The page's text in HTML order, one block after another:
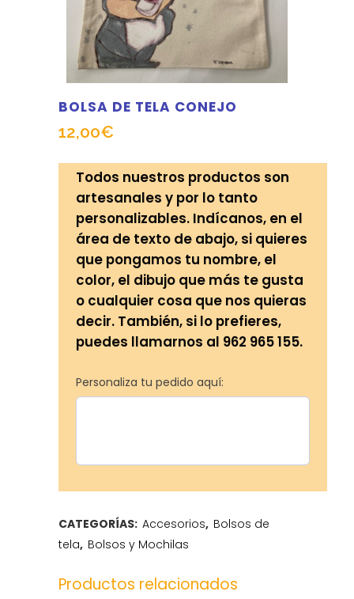
BOLSA DE TELA CONEJO
12,00€
Todos nuestros productos son
artesanales y por lo tanto
personalizables. Indícanos, en el
área de texto de abajo, si quieres
que pongamos tu nombre, el
color, el dibujo que más te gusta
o cualquier cosa que nos quieras
decir. También, si lo prefieres,
puedes llamarnos al 962 965 155.
Personaliza tu pedido aquí:
CATEGORÍAS: Accesorios, Bolsos de
tela, Bolsos y Mochilas
Productos relacionados